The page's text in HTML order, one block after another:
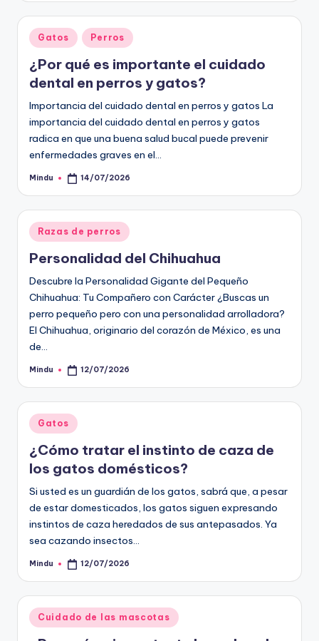
Publicado
en
Gatos Perros
¿Por qué es importante el cuidado
dental en perros y gatos?
Importancia del cuidado dental en perros y gatos La
importancia del cuidado dental en perros y gatos
radica en que una buena salud bucal puede prevenir
enfermedades graves en el…
Publicado
Mindu 14/07/2026
Publicado
en
Razas de perros
Personalidad del Chihuahua
Descubre la Personalidad Gigante del Pequeño
Chihuahua: Tu Compañero con Carácter ¿Buscas un
perro pequeño pero con una personalidad arrolladora?
El Chihuahua, originario del corazón de México, es una
de…
Publicado
Mindu 12/07/2026
Publicado
en
Gatos
¿Cómo tratar el instinto de caza de
los gatos domésticos?
Si usted es un guardián de los gatos, sabrá que, a pesar
de estar domesticados, los gatos siguen expresando
instintos de caza heredados de sus antepasados. Ya
sea cazando insectos…
Publicado
Mindu 12/07/2026
Publicado
en
Cuidado de las mascotas